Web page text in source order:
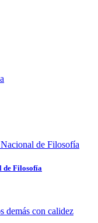
de Filosofía